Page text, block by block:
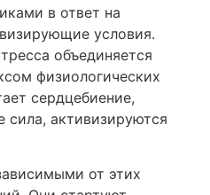
в ответ на
условия.
объединяется
физиологических
сердцебиение,
сила, активизируются
от этих